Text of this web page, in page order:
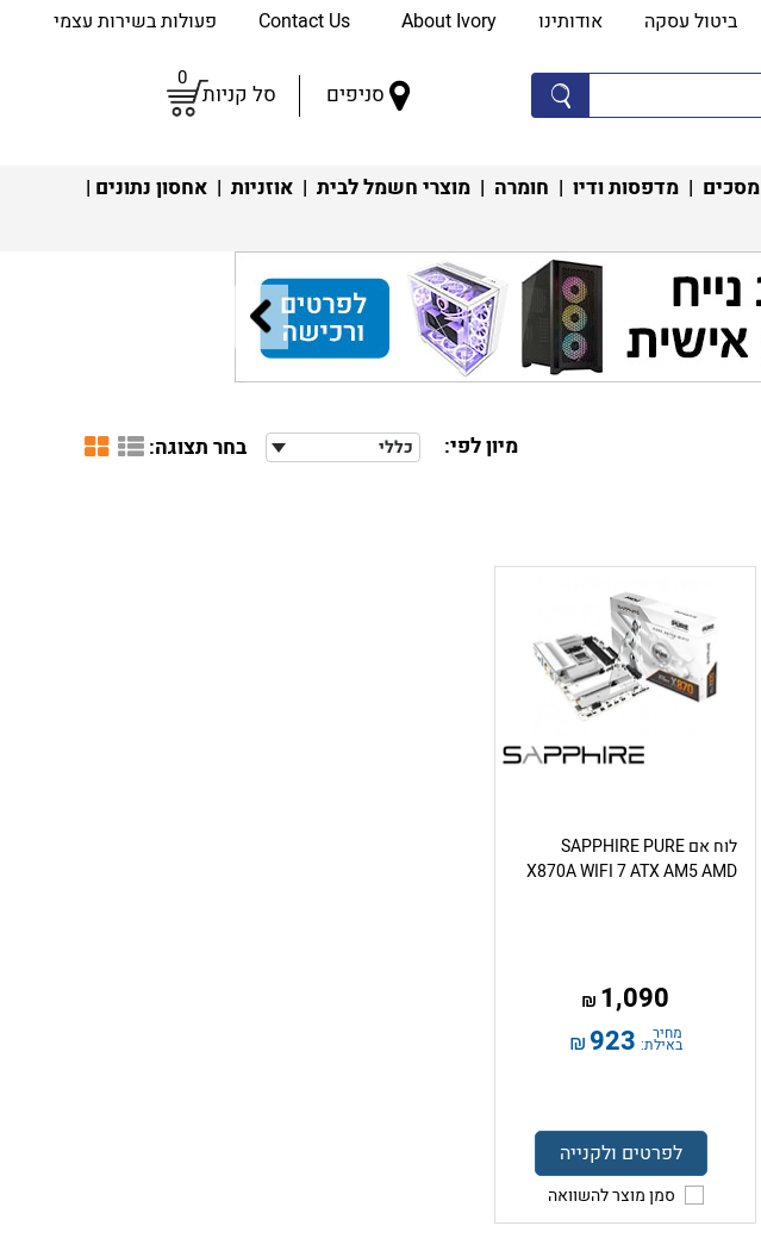
ביטול עסקה אודותינו About Ivory פעולות בשירות עצמי
סניפים סל קניות
0
מסכים | מדפסות ודיו | חומרה | מוצרי חשמל לבית | אוזניות | אחסון נתונים |
מיון לפי: כללי בחר תצוגה:
לוח אם SAPPHIRE PURE
X870A WIFI 7 ATX AM5 AMD
1,090
₪
מחיר
באילת: 923
₪
לפרטים ולקנייה
סמן מוצר להשוואה